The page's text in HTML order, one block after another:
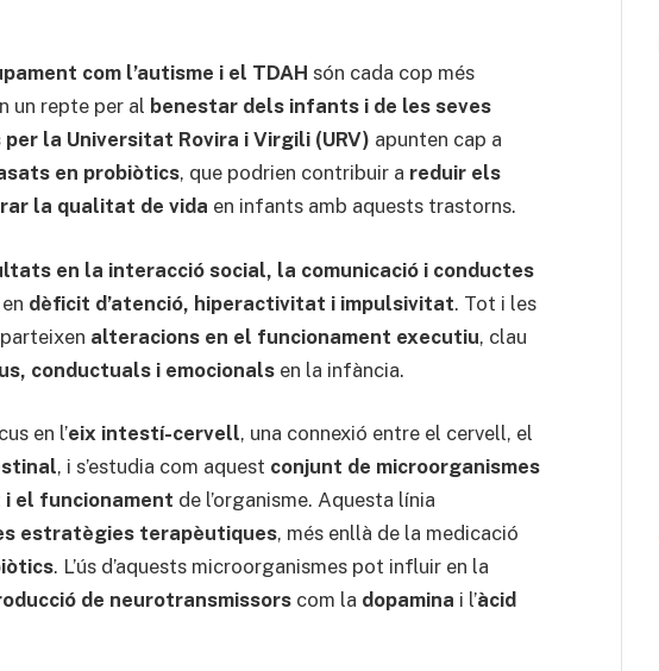
com l’autisme i el TDAH són cada cop més
un repte per al benestar dels infants i de les seves
la Universitat Rovira i Virgili (URV) apunten cap a
en probiòtics, que podrien contribuir a reduir els
la qualitat de vida en infants amb aquests trastorns.
en la interacció social, la comunicació i conductes
dèficit d’atenció, hiperactivitat i impulsivitat. Tot i les
alteracions en el funcionament executiu, clau
conductuals i emocionals en la infància.
en l’eix intestí-cervell, una connexió entre el cervell, el
, i s’estudia com aquest conjunt de microorganismes
el funcionament de l’organisme. Aquesta línia
estratègies terapèutiques, més enllà de la medicació
. L’ús d’aquests microorganismes pot influir en la
de neurotransmissors com la dopamina i l’àcid